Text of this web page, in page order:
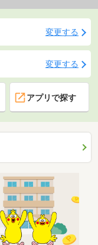
変更する
変更する
アプリで探す